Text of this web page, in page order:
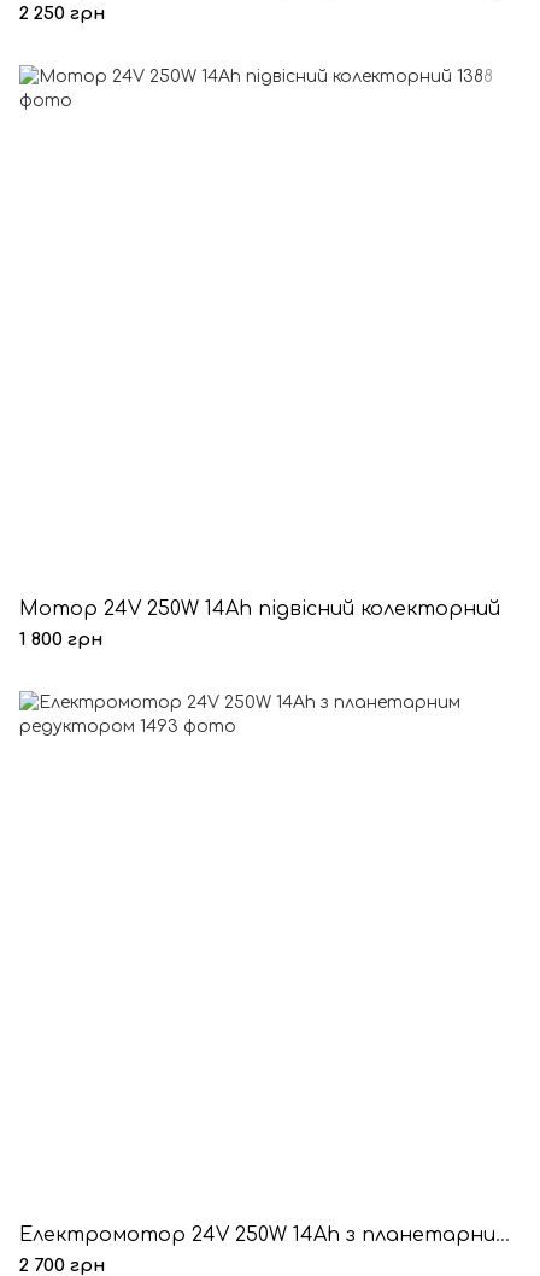
2 250 грн
Мотор 24V 250W 14Ah підвісний колекторний
1 800 грн
Електромотор 24V 250W 14Ah з планетарним редуктором
2 700 грн